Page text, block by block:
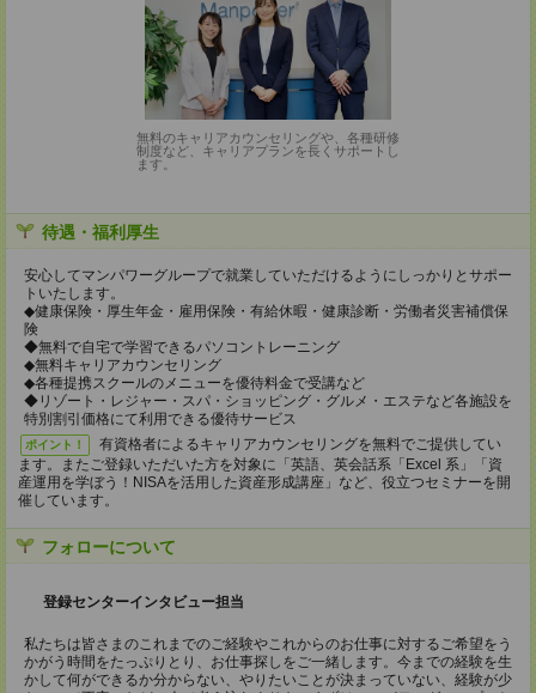
無料のキャリアカウンセリングや、各種研修
制度など、キャリアプランを長くサポートし
ます。
待遇・福利厚生
安心してマンパワーグループで就業していただけるようにしっかりとサポー
トいたします。
◆健康保険・厚生年金・雇用保険・有給休暇・健康診断・労働者災害補償保
険
◆無料で自宅で学習できるパソコントレーニング
◆無料キャリアカウンセリング
◆各種提携スクールのメニューを優待料金で受講など
◆リゾート・レジャー・スパ・ショッピング・グルメ・エステなど各施設を
特別割引価格にて利用できる優待サービス
ポイント！
有資格者によるキャリアカウンセリングを無料でご提供してい
ます。またご登録いただいた方を対象に「英語、英会話系「Excel 系」「資
産運用を学ぼう！NISAを活用した資産形成講座」など、役立つセミナーを開
催しています。
フォローについて
登録センターインタビュー担当
私たちは皆さまのこれまでのご経験やこれからのお仕事に対するご希望をう
かがう時間をたっぷりとり、お仕事探しをご一緒します。今までの経験を生
かして何ができるか分からない、やりたいことが決まっていない、経験が少